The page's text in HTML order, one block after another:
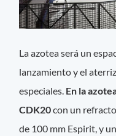
La azotea será un
lanzamiento y el
especiales. En la
CDK20con un
de 100 mm Espirit, y